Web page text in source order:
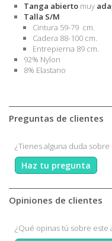
Tanga abierto muy
Talla S/M
Cintura 59-79 cm.
Cadera 88-100 cm.
Entrepierna 89 cm.
92% Nylon
8% Elastano
Preguntas de clientes
¿Tienes alguna duda
Haz tu pregunta
Opiniones de clientes
¿Qué opinas tú sobre este